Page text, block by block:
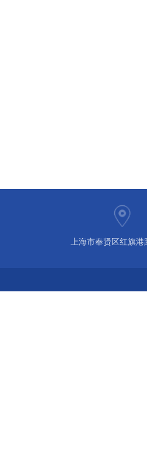
上海市奉贤区红旗